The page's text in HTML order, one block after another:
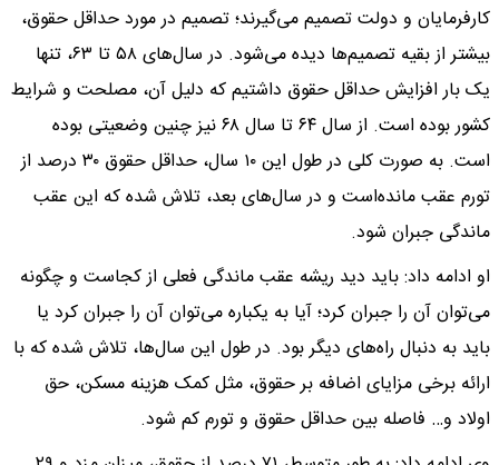
کارفرمایان و دولت تصمیم می‌گیرند؛ تصمیم در مورد حداقل حقوق،
بیشتر از بقیه تصمیم‌ها دیده می‌شود. در سال‌های ۵۸ تا ۶۳، تنها
یک بار افزایش حداقل حقوق داشتیم که دلیل آن، مصلحت و شرایط
کشور بوده است. از سال ۶۴ تا سال ۶۸ نیز چنین وضعیتی بوده
است. به صورت کلی در طول این ۱۰ سال، حداقل حقوق ۳۰ درصد از
تورم عقب مانده‌است و در سال‌های بعد، تلاش شده که این عقب
ماندگی جبران شود.
او ادامه داد: باید دید ریشه عقب ماندگی فعلی از کجاست و چگونه
می‌توان آن را جبران کرد؛ آیا به یکباره می‌توان آن را جبران کرد یا
باید به دنبال راه‌های دیگر بود. در طول این سال‌ها، تلاش شده که با
ارائه برخی مزایای اضافه بر حقوق، مثل کمک هزینه مسکن، حق
اولاد و… فاصله بین حداقل حقوق و تورم کم شود.